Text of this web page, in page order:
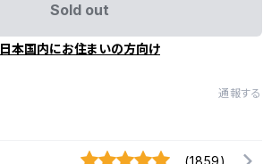
Sold out
日本国内にお住まいの方向け
通報する
(1859)